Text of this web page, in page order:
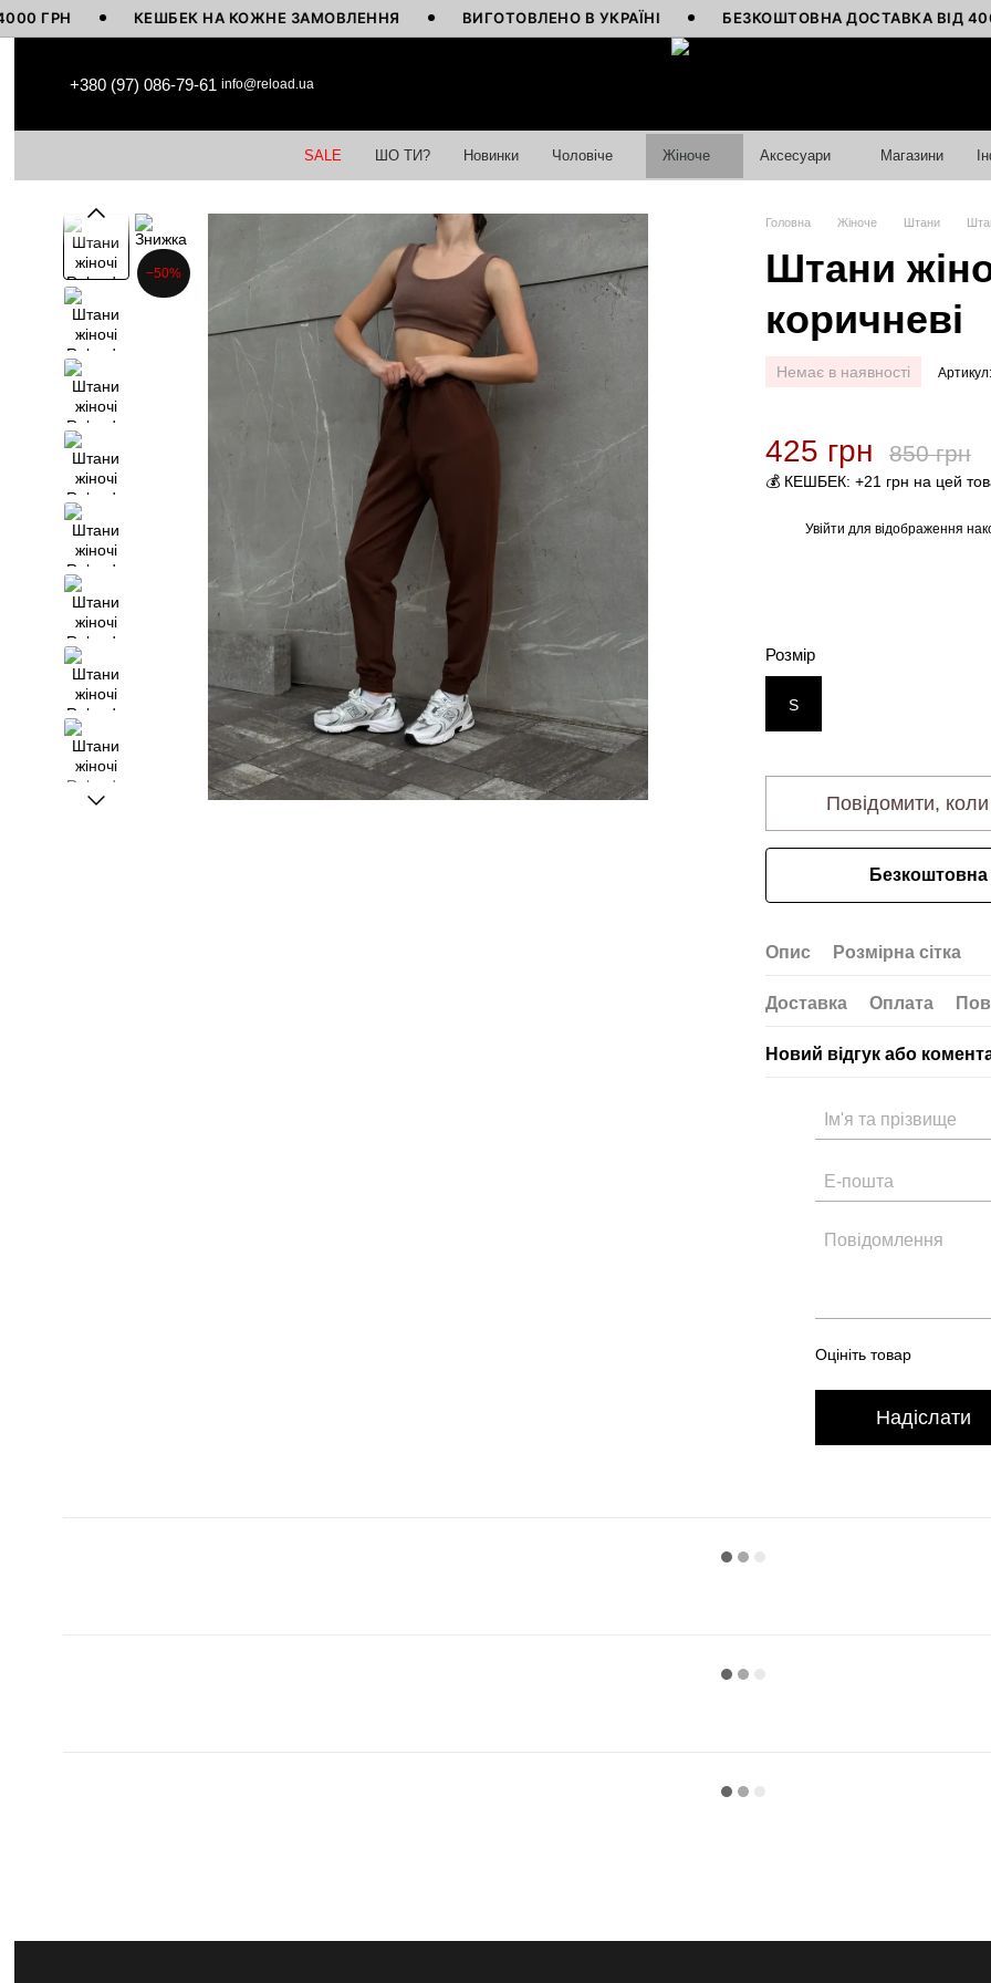
КЕШБЕК НА КОЖНЕ ЗАМОВЛЕННЯ ВИГОТОВЛЕНО В УКРАЇНІ БЕЗКОШТОВНА ДОСТАВКА ВІД 4000 ГРН
+380 (97) 086-79-61 info@reload.ua
SALE ШО ТИ? Новинки Чоловіче Жіноче Аксесуари Магазини
−50%
Головна Жіноче Штани
Штани
коричневі
Немає в наявності
425 грн 850 грн
💰 КЕШБЕК: +21 грн на цей
Увійти для відображення
Розмір
S
Повідомити, коли
Безкоштовна
Опис Розмірна сітка
Доставка Оплата
Новий відгук або
Оцініть товар
Надіслати